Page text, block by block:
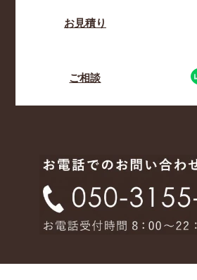
お見積り
ご相談